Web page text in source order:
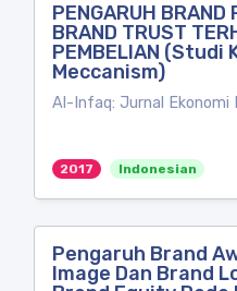
PENGARUH BRAND
BRAND TRUST
PEMBELIAN (Studi
Meccanism)
Al-Infaq: Jurnal Ekonomi
2017 Indonesian
Pengaruh Brand
Image Dan Brand